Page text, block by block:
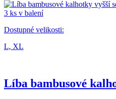
3 ks v balení
Dostupné velikosti:
L, XL
Líba bambusové